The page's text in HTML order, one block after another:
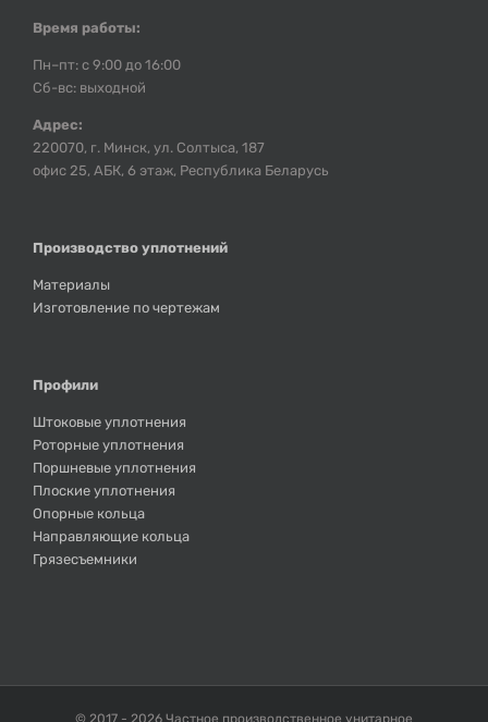
Время работы:
Пн–пт: с 9:00 до 16:00
Сб-вс: выходной
Адрес:
220070, г. Минск, ул. Солтыса, 187
офис 25, АБК, 6 этаж, Республика Беларусь
Производство уплотнений
Материалы
Изготовление по чертежам
Профили
Штоковые уплотнения
Роторные уплотнения
Поршневые уплотнения
Плоские уплотнения
Опорные кольца
Направляющие кольца
Грязесъемники
© 2017 - 2026 Частное производственное унитарное